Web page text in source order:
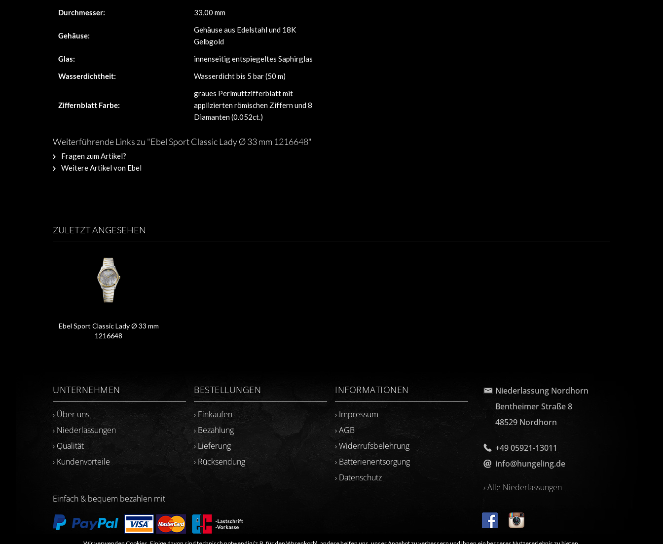
Durchmesser:
33,00 mm
Gehäuse:
Gehäuse aus Edelstahl und 18K
Gelbgold
Glas:
innenseitig entspiegeltes Saphirglas
Wasserdichtheit:
Wasserdicht bis 5 bar (50 m)
Ziffernblatt Farbe:
graues Perlmuttzifferblatt mit
applizierten römischen Ziffern und 8
Diamanten (0.052ct.)
Weiterführende Links zu "Ebel Sport Classic Lady Ø 33 mm 1216648"
Fragen zum Artikel?
Weitere Artikel von Ebel
ZULETZT ANGESEHEN
Ebel Sport Classic Lady Ø 33 mm
1216648
UNTERNEHMEN
› Über uns
› Niederlassungen
› Qualität
› Kundenvorteile
BESTELLUNGEN
› Einkaufen
› Bezahlung
› Lieferung
› Rücksendung
INFORMATIONEN
› Impressum
› AGB
› Widerrufsbelehrung
› Batterienentsorgung
› Datenschutz
Niederlassung Nordhorn
Bentheimer Straße 8
48529 Nordhorn
+49 05921-13011
info@hungeling.de
› Alle Niederlassungen
Einfach & bequem bezahlen mit